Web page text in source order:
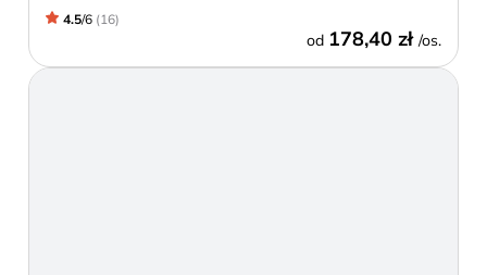
4.5/6 (16)
od 178,40 zł /os.